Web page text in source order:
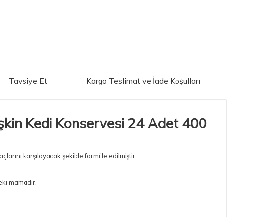
Tavsiye Et Kargo Teslimat ve İade Koşulları
Kedi Konservesi 24 Adet 400
karşılayacak şekilde formüle edilmiştir.
mamadır.